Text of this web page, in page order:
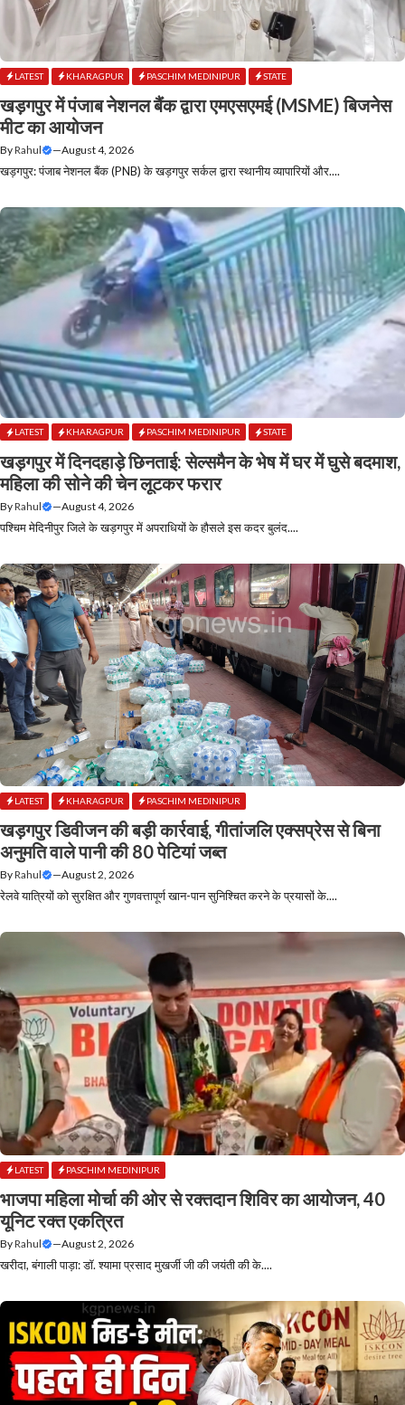
LATEST KHARAGPUR PASCHIM MEDINIPUR STATE
खड़गपुर में पंजाब नेशनल बैंक द्वारा एमएसएमई (MSME) बिजनेस
मीट का आयोजन
ByRahul —August 4, 2026
खड़गपुर: पंजाब नेशनल बैंक (PNB) के खड़गपुर सर्कल द्वारा स्थानीय व्यापारियों और....
LATEST KHARAGPUR PASCHIM MEDINIPUR STATE
खड़गपुर में दिनदहाड़े छिनताई: सेल्समैन के भेष में घर में घुसे बदमाश,
महिला की सोने की चेन लूटकर फरार
ByRahul —August 4, 2026
पश्चिम मेदिनीपुर जिले के खड़गपुर में अपराधियों के हौसले इस कदर बुलंद....
LATEST KHARAGPUR PASCHIM MEDINIPUR
खड़गपुर डिवीजन की बड़ी कार्रवाई, गीतांजलि एक्सप्रेस से बिना
अनुमति वाले पानी की 80 पेटियां जब्त
ByRahul —August 2, 2026
रेलवे यात्रियों को सुरक्षित और गुणवत्तापूर्ण खान-पान सुनिश्चित करने के प्रयासों के....
LATEST PASCHIM MEDINIPUR
भाजपा महिला मोर्चा की ओर से रक्तदान शिविर का आयोजन, 40
यूनिट रक्त एकत्रित
ByRahul —August 2, 2026
खरीदा, बंगाली पाड़ा: डॉ. श्यामा प्रसाद मुखर्जी जी की जयंती की के....